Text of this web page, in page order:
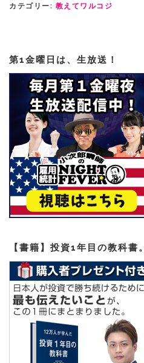
カテゴリー: 教えてワルコジ
第1金曜日は、生放送！
【書籍】投資1年目の教科書。